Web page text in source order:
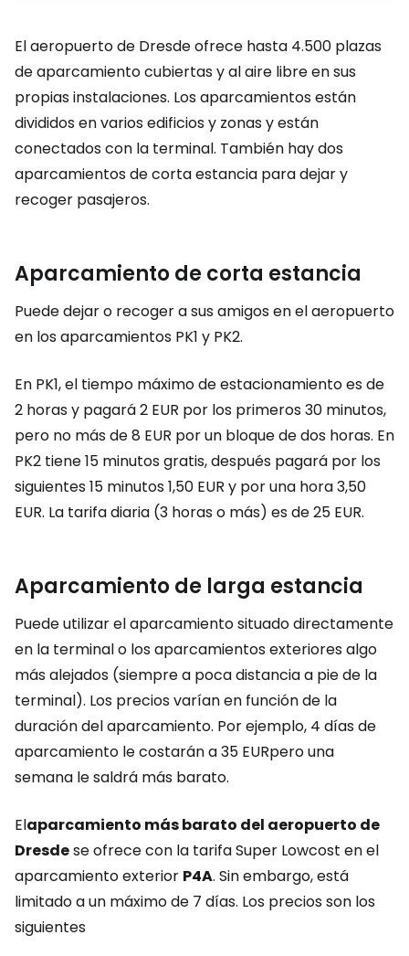
El aeropuerto de Dresde ofrece hasta 4.500 plazas
de aparcamiento cubiertas y al aire libre en sus
propias instalaciones. Los aparcamientos están
divididos en varios edificios y zonas y están
conectados con la terminal. También hay dos
aparcamientos de corta estancia para dejar y
recoger pasajeros.
Aparcamiento de corta estancia
Puede dejar o recoger a sus amigos en el aeropuerto
en los aparcamientos PK1 y PK2.
En PK1, el tiempo máximo de estacionamiento es de
2 horas y pagará2 EUR por los primeros 30 minutos,
pero no más de8 EUR por un bloque de dos horas. En
PK2 tiene 15 minutos gratis, después pagará por los
siguientes 15 minutos1,50 EUR y por una hora3,50
EUR. La tarifa diaria (3 horas o más) es de25 EUR.
Aparcamiento de larga estancia
Puede utilizar el aparcamiento situado directamente
en la terminal o los aparcamientos exteriores algo
más alejados (siempre a poca distancia a pie de la
terminal). Los precios varían en función de la
duración del aparcamiento. Por ejemplo, 4 días de
aparcamiento le costarán a35 EURpero una
semana le saldrá más barato.
Elaparcamiento más barato del aeropuerto de
Dresdese ofrece con la tarifa Super Lowcost en el
aparcamiento exterior P4A. Sin embargo, está
limitado a un máximo de 7 días. Los precios son los
siguientes